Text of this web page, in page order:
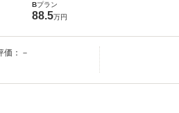
Bプラン
88.5万円
価：－